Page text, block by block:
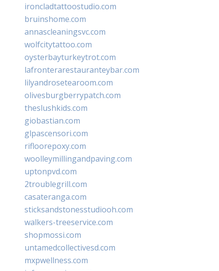
ironcladtattoostudio.com
bruinshome.com
annascleaningsvc.com
wolfcitytattoo.com
oysterbayturkeytrot.com
lafronterarestauranteybar.com
lilyandrosetearoom.com
olivesburgberrypatch.com
theslushkids.com
giobastian.com
glpascensori.com
rifloorepoxy.com
woolleymillingandpaving.com
uptonpvd.com
2troublegrill.com
casateranga.com
sticksandstonesstudiooh.com
walkers-treeservice.com
shopmossi.com
untamedcollectivesd.com
mxpwellness.com